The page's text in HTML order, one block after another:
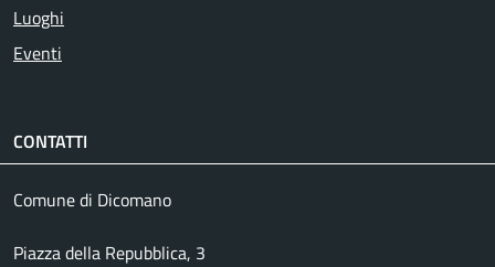
Luoghi
Eventi
CONTATTI
Comune di Dicomano
Piazza della Repubblica, 3